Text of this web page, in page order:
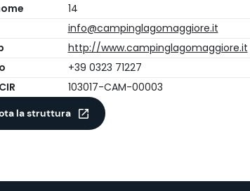
14
info@campinglagomaggiore.it
http://www.campinglagomaggiore.it
+39 0323 71227
103017-CAM-00003
la struttura